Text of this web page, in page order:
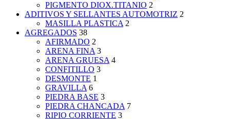
PIGMENTO DIOX.TITANIO 2
ADITIVOS Y SELLANTES AUTOMOTRIZ 2
MASILLA PLASTICA 2
AGREGADOS 38
AFIRMADO 2
ARENA FINA 3
ARENA GRUESA 4
CONFITILLO 3
DESMONTE 1
GRAVILLA 6
PIEDRA BASE 3
PIEDRA CHANCADA 7
RIPIO CORRIENTE 3